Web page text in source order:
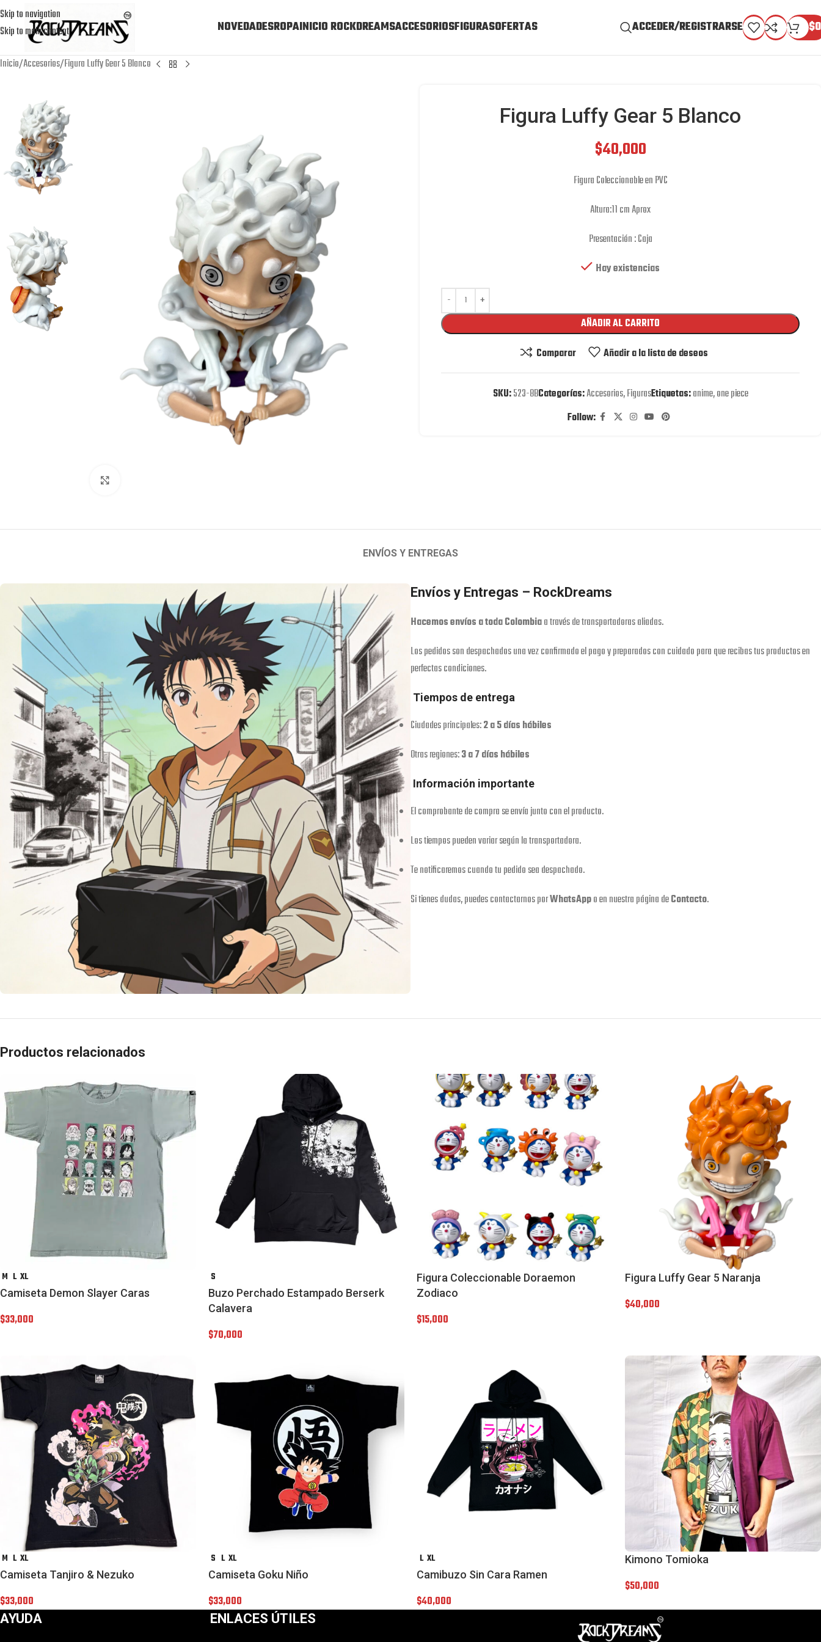
Skip to navigation
Skip to main content
NOVEDADESROPAINICIO ROCKDREAMSACCESORIOSFIGURASOFERTAS ACCEDER/REGISTRARSE $0
Inicio Accesorios Figura Luffy Gear 5 Blanco
Figura Luffy Gear 5 Blanco
$40,000
Figura Coleccionable en PVC
Altura:11 cm Aprox
Presentación : Caja
Hay existencias
AÑADIR AL CARRITO
Comparar
Añadir a la lista de deseos
SKU:523-8BCategorías:Accesorios,FigurasEtiquetas:anime,one piece
Follow:
ENVÍOS Y ENTREGAS
Envíos y Entregas – RockDreams
Hacemos envíos a toda Colombiaa través de transportadoras aliadas.
Los pedidos son despachados una vez confirmado el pago y preparados con cuidado para que recibas tus productos en
perfectas condiciones.
Tiempos de entrega
Ciudades principales:2 a 5 días hábiles
Otras regiones:3 a 7 días hábiles
Información importante
El comprobante de compra se envía junto con el producto.
Los tiempos pueden variar según la transportadora.
Te notificaremos cuando tu pedido sea despachado.
Si tienes dudas, puedes contactarnos porWhatsAppo en nuestra página deContacto.
Productos relacionados
M L XL
Camiseta Demon Slayer Caras
$33,000
S
Buzo Perchado Estampado Berserk
Calavera
$70,000
Figura Coleccionable Doraemon
Zodiaco
$15,000
Figura Luffy Gear 5 Naranja
$40,000
M L XL
Camiseta Tanjiro & Nezuko
$33,000
S L XL
Camiseta Goku Niño
$33,000
L XL
Camibuzo Sin Cara Ramen
$40,000
Kimono Tomioka
$50,000
AYUDA ENLACES ÚTILES